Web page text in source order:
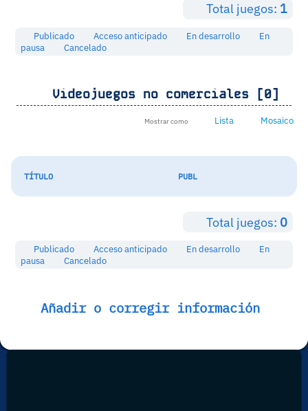
Total juegos: 1
Publicado Acceso anticipado En desarrollo
En
pausa
Cancelado
Videojuegos no comerciales [0]
Mostrar como Lista Mosaico
TÍTULO PUBL
Total juegos: 0
Publicado Acceso anticipado En desarrollo
En
pausa
Cancelado
Añadir o corregir información